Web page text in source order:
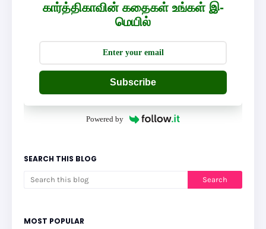
கார்த்திகாவின் கதைகள் உங்கள் இ-
மெயில்
Subscribe
Powered by
SEARCH THIS BLOG
MOST POPULAR